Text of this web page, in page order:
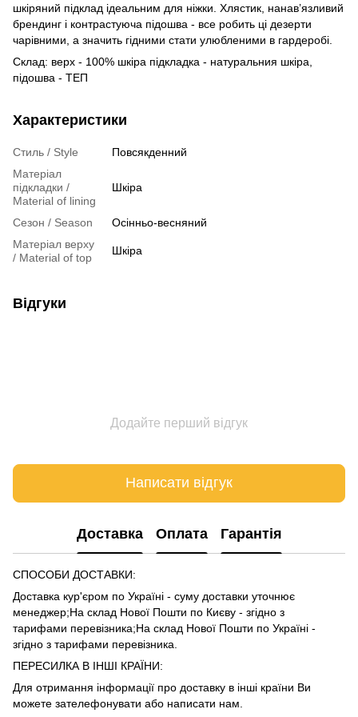
шкіряний підклад ідеальним для ніжки. Хлястик, нанав’язливий
брендинг і контрастуюча підошва - все робить ці дезерти
чарівними, а значить гідними стати улюбленими в гардеробі.
Склад: верх - 100% шкіра підкладка - натуральния шкіра,
підошва - ТЕП
Характеристики
Стиль / Style
Повсякденний
Матеріал
підкладки /
Material of lining
Шкіра
Сезон / Season
Осінньо-весняний
Матеріал верху
/ Material of top
Шкіра
Відгуки
Додайте перший відгук
Написати відгук
Доставка Оплата Гарантія
СПОСОБИ ДОСТАВКИ:
Доставка кур'єром по Україні - суму доставки уточнює
менеджер;На склад Нової Пошти по Києву - згідно з
тарифами перевізника;На склад Нової Пошти по Україні -
згідно з тарифами перевізника
ПЕРЕСИЛКА В ІНШІ КРАЇНИ:
Для отримання інформації про доставку в інші країни Ви
можете зателефонувати або написати нам.